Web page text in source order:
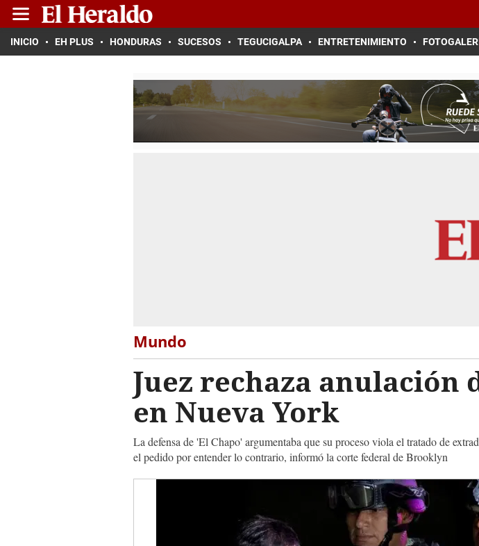
INICIO EH PLUS HONDURAS SUCESOS TEGUCIGALPA ENTRETENIMIENTO
Mundo
Juez rechaza anulación
en Nueva York
La defensa de 'El Chapo' argumentaba que su proceso viola el tratado de
el pedido por entender lo contrario, informó la corte federal de Brooklyn